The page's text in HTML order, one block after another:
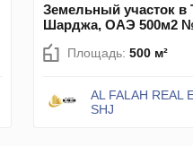
Земельный участок в
Шарджа, ОАЭ 500м2 №
Площадь: 500 м²
AL FALAH REAL
SHJ